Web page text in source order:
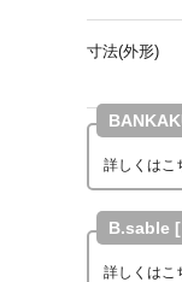
寸法(外形)
詳しくはこ
B.sable [
詳しくはこ